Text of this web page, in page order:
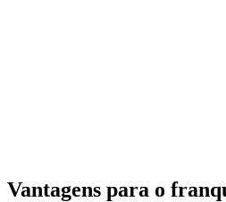
Vantagens para o